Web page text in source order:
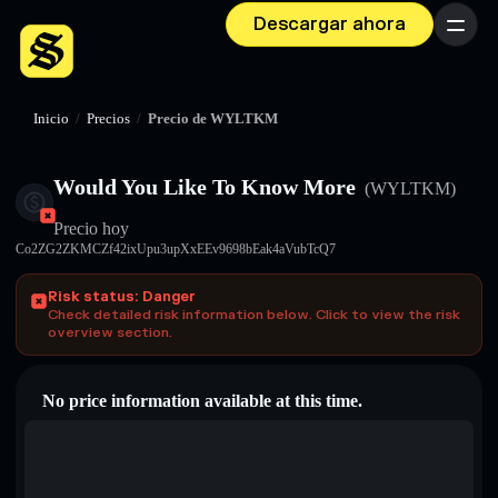
Descargar ahora Menú
Inicio / Precios / Precio de WYLTKM
Would You Like To Know More (WYLTKM)
Precio hoy
Co2ZG2ZKMCZf42ixUpu3upXxEEv9698bEak4aVubTcQ7
Risk status: Danger
Check detailed risk information below. Click to view the risk
overview section.
No price information available at this time.